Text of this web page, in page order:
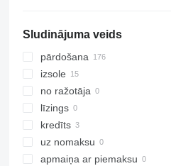
Sludinājuma veids
pārdošana
izsole
no ražotāja
līzings
kredīts
uz nomaksu
apmaiņa ar piemaksu